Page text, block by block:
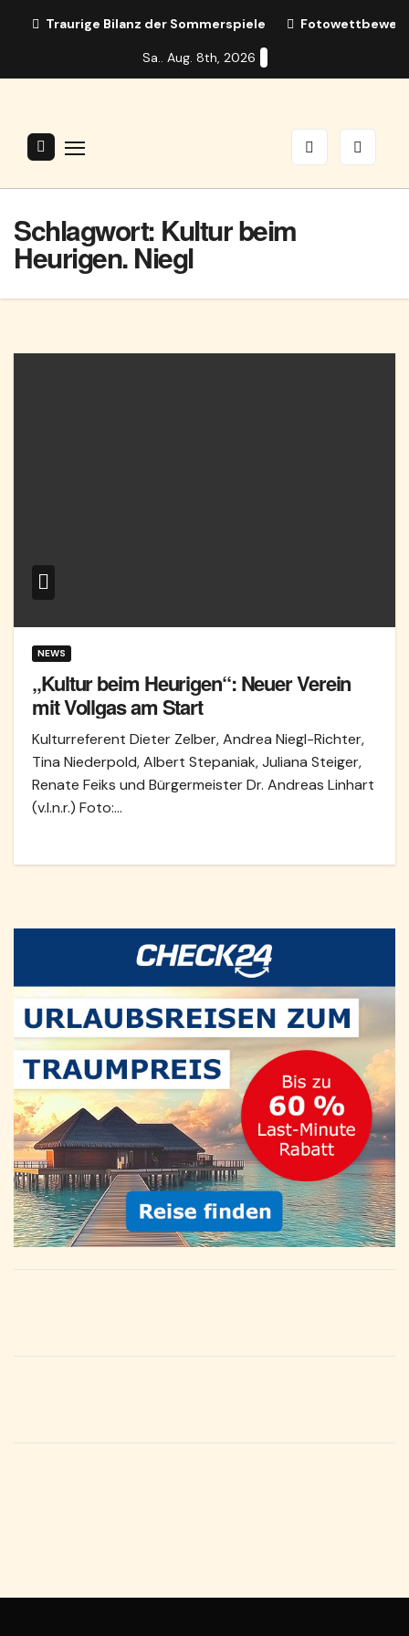
Traurige Bilanz der Sommerspiele
Sa.. Aug. 8th, 2026
Schlagwort: Kultur beim
Heurigen. Niegl
NEWS
„Kultur beim Heurigen“: Neuer Verein
mit Vollgas am Start
Kulturreferent Dieter Zelber, Andrea Niegl-Richter,
Tina Niederpold, Albert Stepaniak, Juliana Steiger,
Renate Feiks und Bürgermeister Dr. Andreas Linhart
(v.l.n.r.) Foto:…